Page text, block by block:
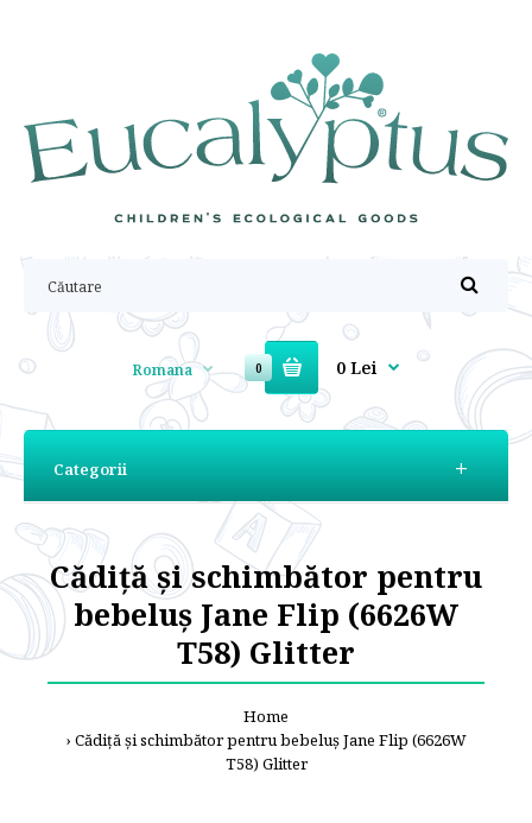
Romana 0 0 Lei
Categorii
Cădiță și schimbător pentru
bebeluș Jane Flip (6626W
T58) Glitter
Home
Cădiță și schimbător pentru bebeluș Jane Flip (6626W
T58) Glitter